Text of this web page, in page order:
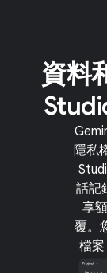
資料
隱私
話記
享
覆。
檔案